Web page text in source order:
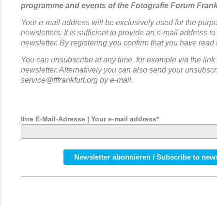
programme and events of the Fotografie Forum
Your e-mail address will be exclusively used for the
newsletters. It is sufficient to provide an e-mail address
newsletter. By registering you confirm that you have
You can unsubscribe at any time, for example via the
newsletter. Alternatively you can also send your
service@fffrankfurt.org by e-mail.
Ihre E-Mail-Adresse | Your e-mail address*
Newsletter abonnieren / Subscribe to